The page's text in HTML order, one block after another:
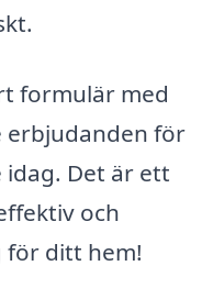
formulär med
erbjudanden för
Det är ett
och
för ditt hem!